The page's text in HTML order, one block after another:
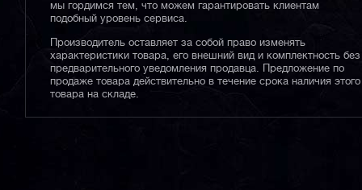
мы гордимся тем, что можем гарантировать клиентам
подобный уровень сервиса.
Производитель оставляет за собой право изменять
характеристики товара, его внешний вид и комплектность без
предварительного уведомления продавца. Предложение по
продаже товара действительно в течение срока наличия этого
товара на складе.